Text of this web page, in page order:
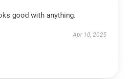
good with anything.
Apr 10, 2025